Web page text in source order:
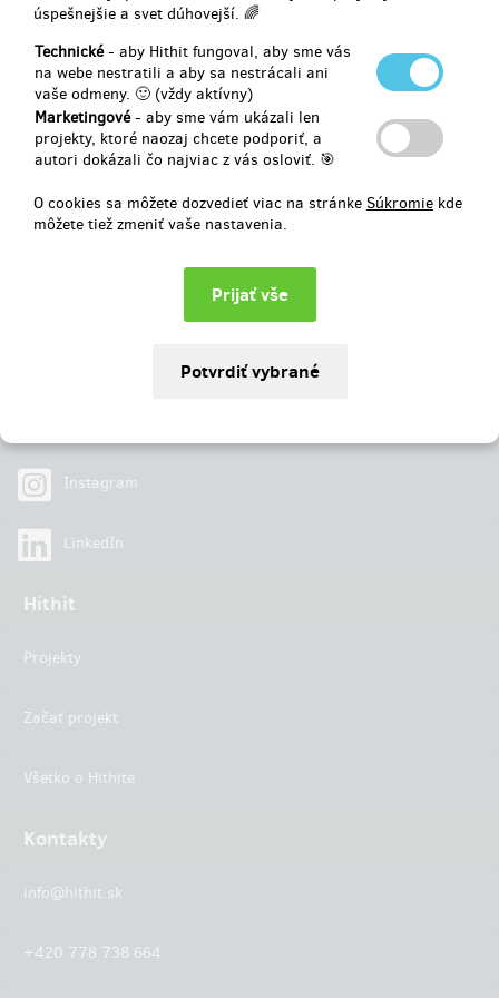
úspešnejšie a svet dúhovejší. 🌈
Technické- aby Hithit fungoval, aby sme vás
na webe nestratili a aby sa nestrácali ani
vaše odmeny. 🙂 (vždy aktívny)
Marketingové- aby sme vám ukázali len
projekty, ktoré naozaj chcete podporiť, a
autori dokázali čo najviac z vás osloviť. 🎯
O cookies sa môžete dozvedieť viac na stránke Súkromie kde
môžete tiež zmeniť vaše nastavenia.
Vybrané
32 094 €z16 536 €
194% Úspešne dokončený
Instagram
LinkedIn
Hithit
Projekty
Začať projekt
Všetko o Hithite
Kontakty
info@hithit.sk
+420 778 738 664